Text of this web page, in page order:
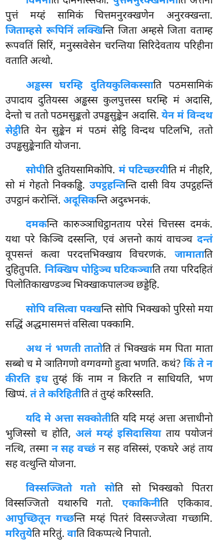
पुत्तं मय्हं सामिकं चित्तमनुरक्खणेन अनुरक्खन्ता.
जिताम्हसे रूपिनिं लक्खिन्ति जिता अम्हसे जिता वताम्ह
रूपवतिं सिरिं, मनुस्सवेसेन चरन्तिया सिरिदेवताय परिहीना
वताति अत्थो.
अड्ढस्स घरम्हि दुतियकुलिकस्साति पठमसामिकं
उपादाय दुतियस्स अड्ढस्स कुलपुत्तस्स घरम्हि मं अदासि,
देन्तो च ततो पठमसुङ्कतो उपड्ढसुङ्केन अदासि.येन मं विन्दथ
सेट्ठीति येन सुङ्केन मं पठमं सेट्ठि विन्दथ पटिलभि, ततो
उपड्ढसुङ्केनाति योजना.
सोपीति दुतियसामिकोपि. मं पटिच्छरयीति मं नीहरि,
सो मं गेहतो निक्कड्ढि. उपट्ठहन्तिन्ति दासी विय उपट्ठहन्तिं
उपट्ठानं करोन्तिं.अदूसिकन्ति अदुब्भनकं.
दमकन्ति कारुञ्ञाधिट्ठानताय परेसं चित्तस्स दमकं.
यथा परे किञ्चि दस्सन्ति, एवं अत्तनो कायं वाचञ्च दन्तं
वूपसन्तं कत्वा परदत्तभिक्खाय विचरणकं. जामाताति
दुहितुपति. निक्खिप पोट्ठिञ्च घटिकञ्चाति तया परिदहितं
पिलोतिकाखण्डञ्च भिक्खाकपालञ्च छड्डेहि.
सोपि वसित्वा पक्खन्ति सोपि भिक्खको पुरिसो मया
सद्धिं अद्धमासमत्तं वसित्वा पक्कामि.
अथ नं भणती तातोति तं भिक्खकं मम पिता माता
सब्बो च मे ञातिगणो वग्गवग्गोहुत्वा भणति. कथं?किं ते न
कीरति इधतुय्हं किं नाम न किरति न साधियति, भण
खिप्पं.तं ते करिहितीति तं तुय्हं करिस्सति.
यदि मे अत्ता सक्कोतीति यदि मय्हं अत्ता अत्ताधीनो
भुजिस्सो च होति,अलं मय्हं इसिदासियाताय पयोजनं
नत्थि, तस्मा न सह वच्छंन सह वसिस्सं, एकघरे अहं ताय
सह वत्थुन्ति योजना.
विस्सज्जितो गतो सोति सो भिक्खको पितरा
विस्सज्जितो यथारुचि गतो.एकाकिनीति एकिकाव.
आपुच्छितून गच्छन्ति मय्हं पितरं विस्सज्जेत्वा गच्छामि.
मरितुयेति मरितुं.वाति विकप्पत्थे निपातो.